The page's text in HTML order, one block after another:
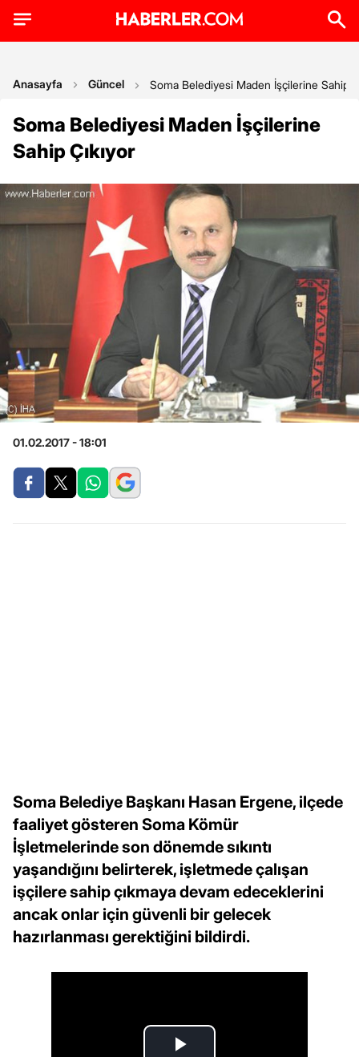
Anasayfa Güncel Soma Belediyesi Maden İşçilerine Sahip
Soma Belediyesi Maden İşçilerine
Sahip Çıkıyor
01.02.2017 - 18:01
Soma Belediye Başkanı Hasan Ergene, ilçede
faaliyet gösteren Soma Kömür
İşletmelerinde son dönemde sıkıntı
yaşandığını belirterek, işletmede çalışan
işçilere sahip çıkmaya devam edeceklerini
ancak onlar için güvenli bir gelecek
hazırlanması gerektiğini bildirdi.